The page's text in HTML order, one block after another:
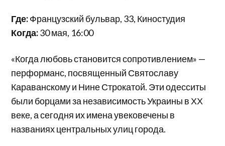
Где:Французский бульвар, 33, Киностудия
Когда:30 мая, 16:00
«Когда любовь становится сопротивлением» —
перформанс, посвященный Святославу
Караванскому и Нине Строкатой. Эти одесситы
были борцами за независимость Украины в ХХ
веке, а сегодня их имена увековечены в
названиях центральных улиц города.